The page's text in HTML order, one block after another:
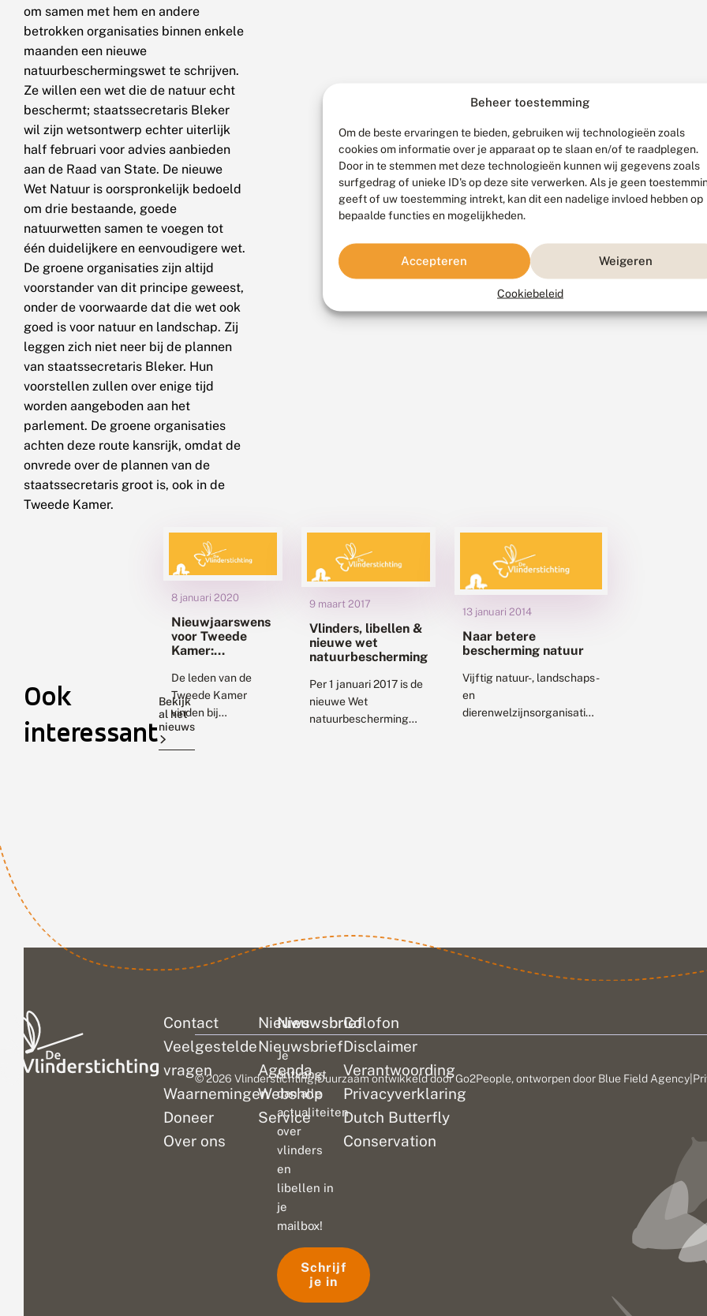
Beheer toestemming
Om de beste ervaringen te bieden, gebruiken wij technologieën zoals
cookies om informatie over je apparaat op te slaan en/of te raadplegen.
Door in te stemmen met deze technologieën kunnen wij gegevens zoals
surfgedrag of unieke ID's op deze site verwerken. Als je geen
geeft of uw toestemming intrekt, kan dit een nadelige invloed hebben op
bepaalde functies en mogelijkheden.
Accepteren Weigeren
Cookiebeleid
om samen met hem en andere
betrokken organisaties binnen enkele
maanden een nieuwe
natuurbeschermingswet te schrijven.
Ze willen een wet die de natuur echt
beschermt; staatssecretaris Bleker
wil zijn wetsontwerp echter uiterlijk
half februari voor advies aanbieden
aan de Raad van State. De nieuwe
Wet Natuur is oorspronkelijk bedoeld
om drie bestaande, goede
natuurwetten samen te voegen tot
één duidelijkere en eenvoudigere wet.
De groene organisaties zijn altijd
voorstander van dit principe geweest,
onder de voorwaarde dat die wet ook
goed is voor natuur en landschap. Zij
leggen zich niet neer bij de plannen
van staatssecretaris Bleker. Hun
voorstellen zullen over enige tijd
worden aangeboden aan het
parlement. De groene organisaties
achten deze route kansrijk, omdat de
onvrede over de plannen van de
staatssecretaris groot is, ook in de
Tweede Kamer.
Ook
interessant
Bekijk
al het
nieuws
8 januari 2020
Nieuwjaarswens
voor Tweede
Kamer:
De leden van de
Tweede Kamer
vinden bij
terugkomst van hun
reces een mooie
9 maart 2017
Vlinders, libellen &
nieuwe wet
natuurbescherming
Per 1 januari 2017 is de
nieuwe Wet
natuurbescherming
13 januari 2014
Naar betere
bescherming natuur
Vijftig natuur-, landschaps-
en
dierenwelzijnsorganisaties,
Contact
Veelgestelde
vragen
Waarnemingen
Doneer
Over ons
Nieuws
Nieuwsbrief
Agenda
Webshop
Service
Colofon
Disclaimer
Verantwoording
Privacyverklaring
Dutch Butterfly
Conservation
Nieuwsbrief
Je
ontvangt
dan alle
actualiteiten
over
vlinders
en
libellen in
je
mailbox!
Schrijf
je in
© 2026 Vlinderstichting|Duurzaam ontwikkeld doorGo2People, ontworpen door Blue Field Agency